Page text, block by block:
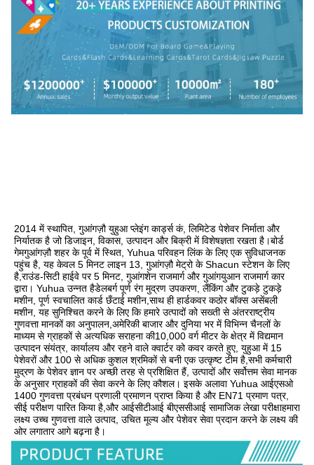
2014 में स्थापित, गुआंगज़ौ युहुआ प्लेइंग कार्ड्स कं, लिमिटेड पेशेवर निर्माता और
निर्यातक है जो डिजाइन, विकास, उत्पादन और बिक्री में विशेषज्ञता रखता है।बोर्ड
गेमगुआंगज़ौ शहर के पूर्व में स्थित, Yuhua परिवहन लिंक के लिए एक सुविधाजनक
पहुंच है, यह केवल 5 मिनट लाइन 13, गुआंगज़ौ मेट्रो के Shacun स्टेशन के लिए
है,राउंड-सिटी हाईवे पर 5 मिनट, गुआंगशेन राजमार्ग और गुआंगयुआन राजमार्ग कार
द्वारा। Yuhua उन्नत हैडेलबर्ग पूर्ण रंग मुद्रण उपकरण, लैंकिंग और टुकड़े टुकड़े
मशीन, पूर्ण स्वचालित कार्ड छँटाई मशीन,साथ ही हार्डकवर कठोर बॉक्स असेंबली
मशीन, यह सुनिश्चित करने के लिए कि हमारे उत्पादों को सख्ती से अंतरराष्ट्रीय
गुणवत्ता मानकों का अनुपालन,अमेरिकी बाजार और दुनिया भर में विभिन्न चैनलों के
माध्यम से ग्राहकों से अत्यधिक सराहना की10,000 वर्ग मीटर के क्षेत्र में विद्यमान
उत्पादन संयंत्र, कार्यालय और रहने वाले क्वार्टर को कवर करते हुए, युहुआ में 15
पेशेवरों और 100 से अधिक कुशल श्रमिकों से बनी एक उत्कृष्ट टीम है,सभी कर्मचारी
मुद्रण के पेशेवर ज्ञान पर अच्छी तरह से प्रशिक्षित हैं, उत्पादों और सर्वोत्तम सेवा मानक
के अनुसार ग्राहकों की सेवा करने के लिए कौशल। इसके अलावा Yuhua आईएसओ
1400 गुणवत्ता प्रबंधन प्रणाली प्रमाणन प्राप्त किया है और EN71 प्रमाण पत्र,
सीई परीक्षण पारित किया है,और आईसीटीआई बीएससीआई सामाजिक लेखा परीक्षाहमारा
लक्ष्य उच्च गुणवत्ता वाले उत्पाद, उचित मूल्य और पेशेवर सेवा प्रदान करने के लक्ष्य की
ओर लगातार आगे बढ़ना है।